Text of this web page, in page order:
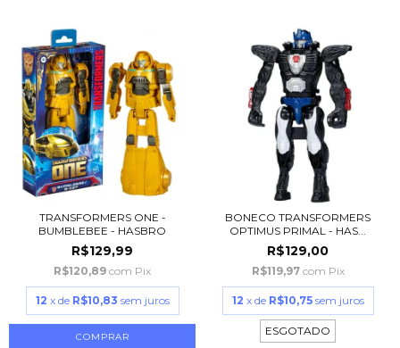
TRANSFORMERS ONE -
BUMBLEBEE - HASBRO
R$129,99
R$120,89 com Pix
12 x de R$10,83 sem juros
BONECO TRANSFORMERS
OPTIMUS PRIMAL - HAS...
R$129,00
R$119,97 com Pix
12 x de R$10,75 sem juros
ESGOTADO